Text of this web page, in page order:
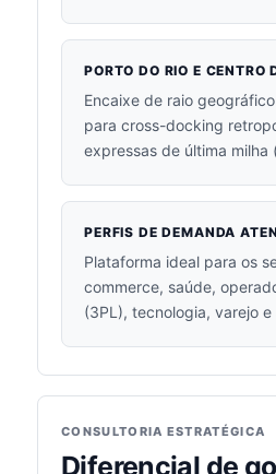
PORTO DO RIO E CENTRO
Encaixe de raio
para cross-docking
expressas de última milha
PERFIS DE DEMANDA
Plataforma ideal para os
commerce, saúde,
(3PL), tecnologia, varejo e
CONSULTORIA ESTRATÉGICA
Diferencial de